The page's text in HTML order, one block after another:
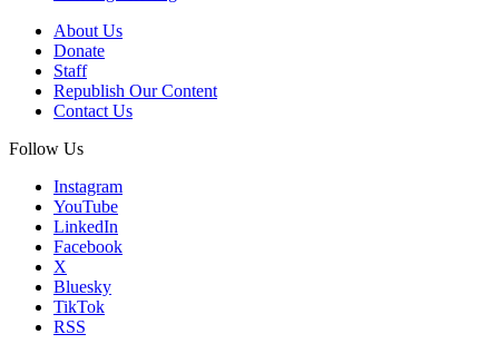
About Us
Donate
Staff
Republish Our Content
Contact Us
Follow Us
Instagram
YouTube
LinkedIn
Facebook
X
Bluesky
TikTok
RSS